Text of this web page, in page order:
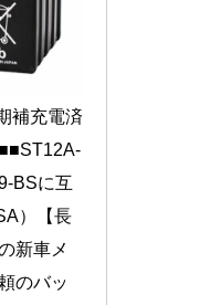
補充電済
BSに互
）【長
新車メ
のバッ